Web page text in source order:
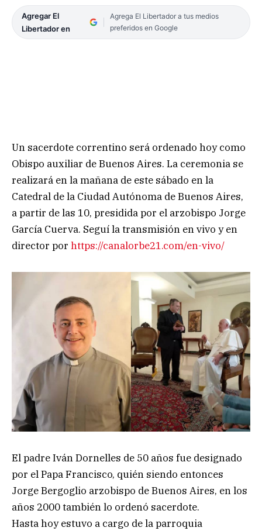
Agregar El
Libertador en
Agrega El Libertador a tus medios
preferidos en Google
Un sacerdote correntino será ordenado hoy como
Obispo auxiliar de Buenos Aires. La ceremonia se
realizará en la mañana de este sábado en la
Catedral de la Ciudad Autónoma de Buenos Aires,
a partir de las 10, presidida por el arzobispo Jorge
García Cuerva. Seguí la transmisión en vivo y en
director por https://canalorbe21.com/en-vivo/
El padre Iván Dornelles de 50 años fue designado
por el Papa Francisco, quién siendo entonces
Jorge Bergoglio arzobispo de Buenos Aires, en los
años 2000 también lo ordenó sacerdote.
Hasta hoy estuvo a cargo de la parroquia